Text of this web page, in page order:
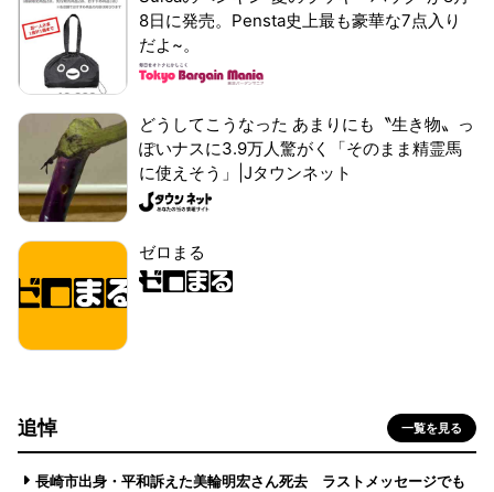
8日に発売。Pensta史上最も豪華な7点入り
だよ~。
どうしてこうなった あまりにも〝生き物〟っ
ぽいナスに3.9万人驚がく「そのまま精霊馬
に使えそう」|Jタウンネット
ゼロまる
追悼 一覧を見る
長崎市出身・平和訴えた美輪明宏さん死去 ラストメッセージでも